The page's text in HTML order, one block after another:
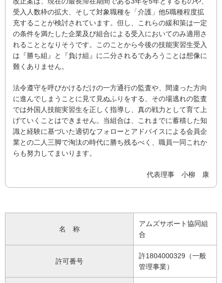
受入人数枠の拡大、そして対象職種を「介護」他5職種程度拡
充することが検討されています。但し、これらの緩和策は一定
の条件を満たした企業及び組合による受入においてのみ適用さ
れることとなりそうです。このことから今後の技能実習生受入
は『勝ち組』と『負け組』に二分されるであろうことは想像に
難くありません。
法令遵守を呼びかけるだけの一方通行の監査や、間違った方向
に進んでしまうことに見て見ぬふりをする、その場逃れの監査
では外国人技能実習生を正しく指導し、真の戦力として育て上
げていくことはできません。当組合は、これまでに蓄積した知
識と経験に基づいた適切なフォローとアドバイスによる会員企
業との二人三脚で淘汰の時代に勝ち残るべく、職員一同これか
らも努力してまいります。
代表理事 小柳 康
名 称
アムズサポート協同組
合
許可番号
許1804000329（一般
管理事業）